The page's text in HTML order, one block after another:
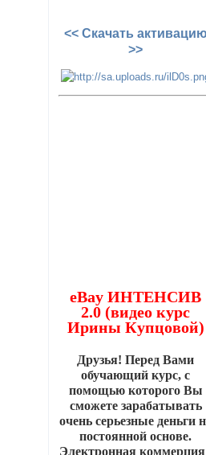
<< Скачать
>>
eBay ИНТЕНСИВ
2.0 (видео курс
Ирины Купцовой)
Друзья! Перед Вами
обучающий курс, с
помощью которого Вы
сможете зарабатывать
очень серьезные деньги
постоянной основе.
Электронная